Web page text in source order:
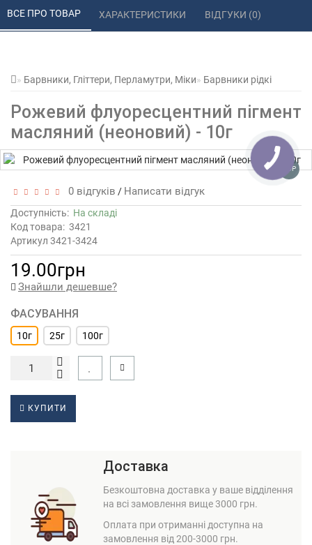
Барвники, Гліттери, Перламутри, Міки Барвники рідкі
Рожевий флуоресцентний пігмент
масляний (неоновий) - 10г
ВСЕ ПРО ТОВАР ХАРАКТЕРИСТИКИ ВІДГУКИ (0)
TOP
0 відгуків / Написати відгук
Доступність: На складі
Код товара: 3421
Артикул 3421-3424
19.00грн
Знайшли дешевше?
ФАСУВАННЯ
10г 25г 100г
КУПИТИ
Доставка
Безкоштовна доставка у ваше відділення
на всі замовлення вище 3000 грн.
Оплата при отриманні доступна на
замовлення від 200-3000 грн.